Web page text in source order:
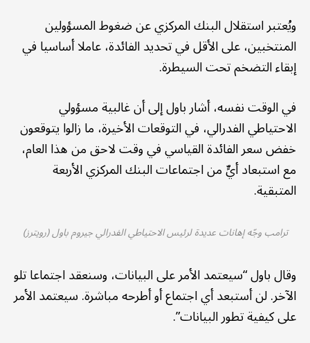
ويُعتبر استقلال البنك المركزي عن ضغوط المسؤولين
المنتخبين، على الأقل في تحديد الفائدة، عاملا أساسيا في
إبقاء التضخم تحت السيطرة.
في الوقت نفسه، أشار باول إلى أن غالبية مسؤولي
الاحتياطي الفدرالي، في التوقعات الأخيرة، ما زالوا يتوقعون
خفض سعر الفائدة القياسي في وقت لاحق من هذا العام،
مع استبعاد أيٍّ من اجتماعات البنك المركزي الأربعة
المتبقية.
ترامب وجّه إهانات عديدة لرئيس الاحتياطي الفدرالي جيروم باول (رويترز)
وقال باول “سيعتمد الأمر على البيانات، وسنعقد اجتماعا تلو
الآخر. لن أستبعد أي اجتماع أو أطرحه مباشرة. سيعتمد الأمر
على كيفية تطور البيانات”.